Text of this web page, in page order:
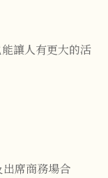
讓人有更大的活
席商務場合